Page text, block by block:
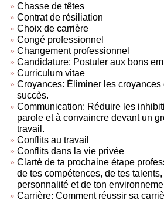
Chasse de têtes
Contrat de résiliation
Choix de carrière
Congé professionnel
Changement professionnel
Candidature: Postuler aux bons
Curriculum vitae
Croyances: Éliminer les croyances
succès.
Communication: Réduire les
parole et à convaincre devant un
travail.
Conflits au travail
Conflits dans la vie privée
Clarté de ta prochaine étape
de tes compétences, de tes
personnalité et de ton
Carrière: Comment réussir sa